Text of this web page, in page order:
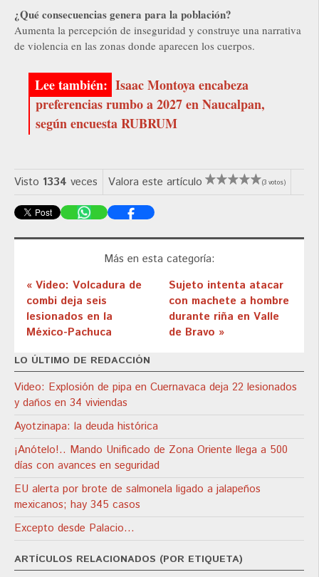
¿Qué consecuencias genera para la población?
Aumenta la percepción de inseguridad y construye una narrativa
de violencia en las zonas donde aparecen los cuerpos.
Isaac Montoya encabeza
preferencias rumbo a 2027 en Naucalpan,
según encuesta RUBRUM
Visto 1334 veces Valora este artículo (3 votos)
Más en esta categoría:
« Video: Volcadura de
combi deja seis
lesionados en la
México-Pachuca
Sujeto intenta atacar
con machete a hombre
durante riña en Valle
de Bravo »
LO ÚLTIMO DE REDACCIÓN
Video: Explosión de pipa en Cuernavaca deja 22 lesionados
y daños en 34 viviendas
Ayotzinapa: la deuda histórica
¡Anótelo!.. Mando Unificado de Zona Oriente llega a 500
días con avances en seguridad
EU alerta por brote de salmonela ligado a jalapeños
mexicanos; hay 345 casos
Excepto desde Palacio…
ARTÍCULOS RELACIONADOS (POR ETIQUETA)